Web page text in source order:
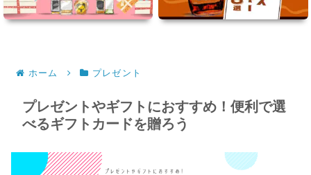
ホーム プレゼント
プレゼントやギフトにおすすめ！便利で選
べるギフトカードを贈ろう